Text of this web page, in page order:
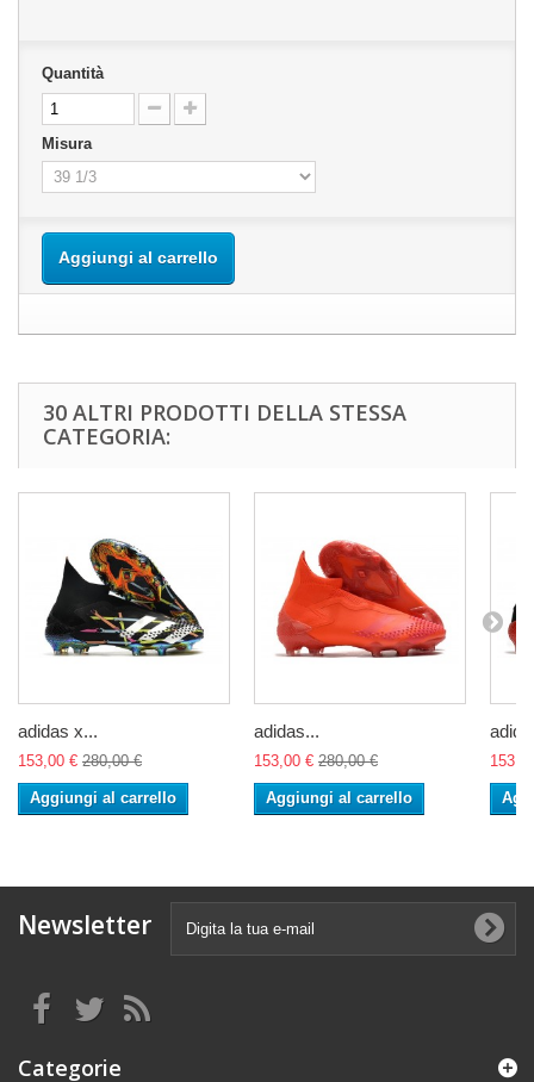
Quantità
Misura
Aggiungi al carrello
30 ALTRI PRODOTTI DELLA STESSA
CATEGORIA:
adidas x...
153,00 € 280,00 €
Aggiungi al carrello
adidas...
153,00 € 280,00 €
Aggiungi al carrello
Newsletter
Categorie